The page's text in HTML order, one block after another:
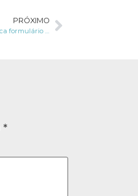
PRÓXIMO
Coordenação-Geral de Fiscalização da ANPD publica formulário atualizado para aviso de incidentes de segurança
*